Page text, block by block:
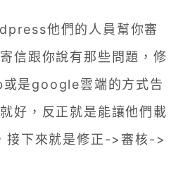
他們的人員幫你審
信跟你說有那些問題，修
是google雲端的方式告
好，反正就是能讓他們載
接下來就是修正->審核->